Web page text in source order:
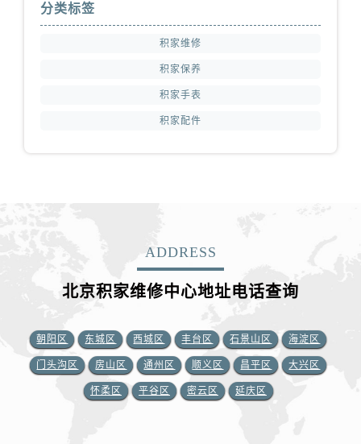
分类标签
积家维修
积家保养
积家手表
积家配件
ADDRESS
北京积家维修中心地址电话查询
朝阳区 东城区 西城区 丰台区 石景山区 海淀区
门头沟区 房山区 通州区 顺义区 昌平区 大兴区
怀柔区 平谷区 密云区 延庆区